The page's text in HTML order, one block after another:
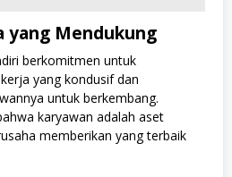
yang Mendukung
berkomitmen untuk
yang kondusif dan
untuk berkembang.
karyawan adalah aset
memberikan yang terbaik